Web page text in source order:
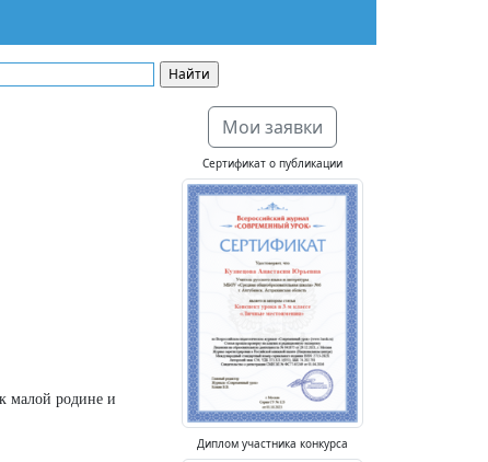
малой родине и
Мои заявки
Сертификат о публикации
Диплом участника конкурса